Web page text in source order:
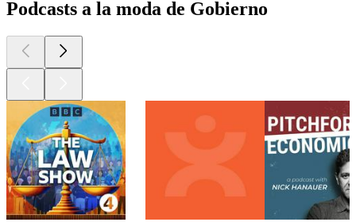
Podcasts a la moda de Gobierno